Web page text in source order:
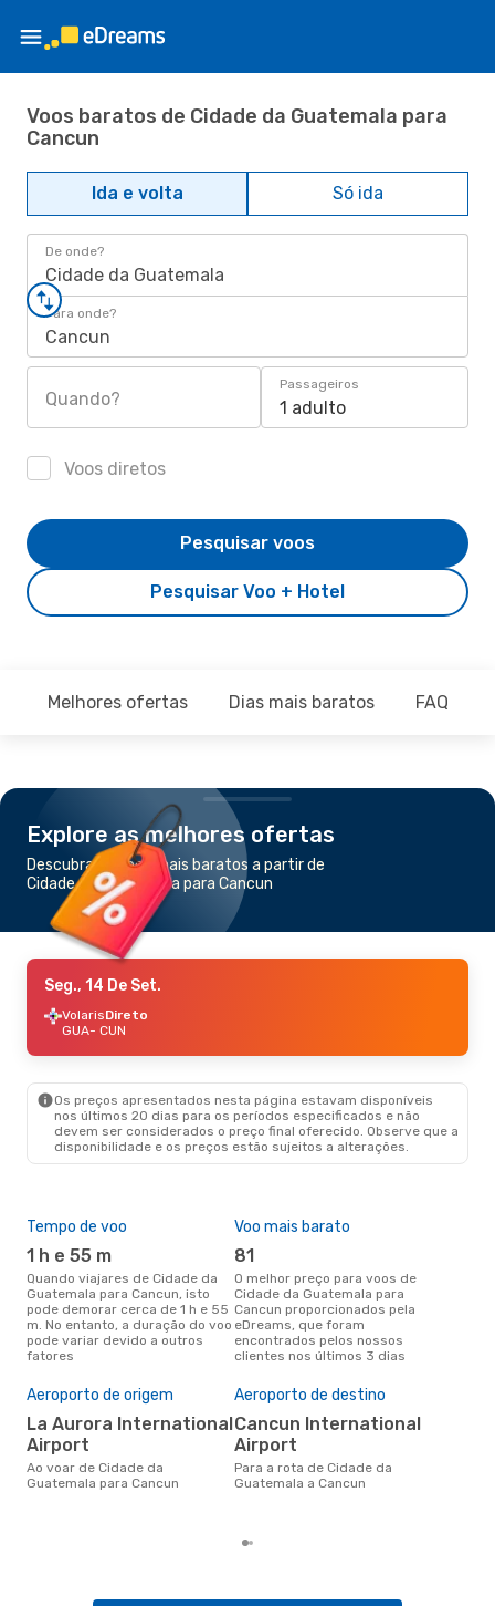
Voos baratos de Cidade da Guatemala para
Cancun
Ida e volta Só ida
De onde?
Cidade da Guatemala
Para onde?
Cancun
Quando?
Passageiros
1 adulto
Voos diretos
Pesquisar Voo + Hotel
Pesquisar voos
Melhores ofertas Dias mais baratos FAQ
Explore as melhores ofertas
Descubra os voos mais baratos a partir de
Cidade da Guatemala para Cancun
Seg., 14 De Set.
VolarisDireto
GUA- CUN
Os preços apresentados nesta página estavam disponíveis
nos últimos 20 dias para os períodos especificados e não
devem ser considerados o preço final oferecido. Observe que a
disponibilidade e os preços estão sujeitos a alterações.
Tempo de voo
1 h e 55 m
Quando viajares de Cidade da
Guatemala para Cancun, isto
pode demorar cerca de 1 h e 55
m. No entanto, a duração do voo
pode variar devido a outros
fatores
Voo mais barato
81
O melhor preço para voos de
Cidade da Guatemala para
Cancun proporcionados pela
eDreams, que foram
encontrados pelos nossos
clientes nos últimos 3 dias
Aeroporto de origem
La Aurora International
Airport
Ao voar de Cidade da
Guatemala para Cancun
Aeroporto de destino
Cancun International
Airport
Para a rota de Cidade da
Guatemala a Cancun